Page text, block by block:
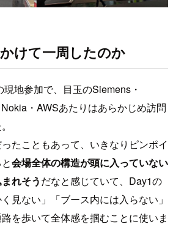
けて一周したのか
地参加で、目玉のSiemens・
・AWSあたりはあらかじめ訪問
たこともあって、いきなりピンポイ
会場全体の構造が頭に入っていない
れそうだなと感じていて、Day1の
見ない」「ブース内には入らない」
を歩いて全体感を掴むことに使いま